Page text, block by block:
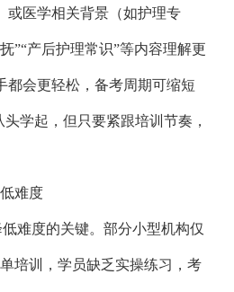
或医学相关背景（如护理专
”“产后护理常识”等内容理解更
都会更轻松，备考周期可缩短
学起，但只要紧跟培训节奏，
难度
低难度的关键。部分小型机构仅
培训，学员缺乏实操练习，考